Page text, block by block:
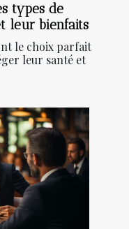
types de
leur bienfaits
le choix parfait
leur santé et